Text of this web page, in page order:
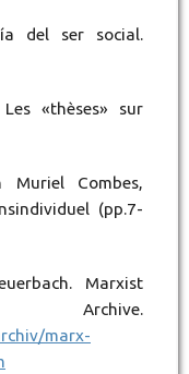
del ser social.
«thèses» sur
Muriel Combes,
(pp.7-
Marxist
marx-